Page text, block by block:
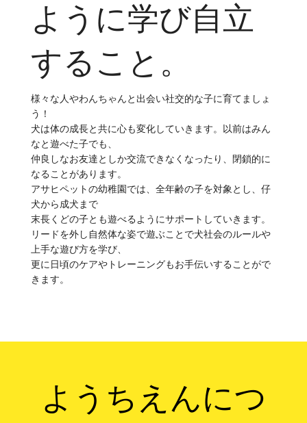
ように学び自立
すること。
様々な人やわんちゃんと出会い社交的な子に育てましょ
う！
犬は体の成長と共に心も変化していきます。以前はみん
なと遊べた子でも、
仲良しなお友達としか交流できなくなったり、閉鎖的に
なることがあります。
アサヒペットの幼稚園では、全年齢の子を対象とし、仔
犬から成犬まで
末長くどの子とも遊べるようにサポートしていきます。
リードを外し自然体な姿で遊ぶことで犬社会のルールや
上手な遊び方を学び、
更に日頃のケアやトレーニングもお手伝いすることがで
きます。
ようちえんにつ